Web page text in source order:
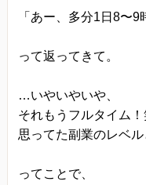
「あー、多分1日8〜9
って返ってきて。
…いやいやいや、
それもうフルタイム！
思ってた副業のレベ
ってことで、